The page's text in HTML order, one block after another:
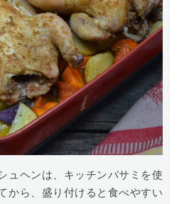
ュヘンは、キッチンバサミを使
から、盛り付けると食べやすい